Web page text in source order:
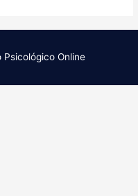
Psicológico Online